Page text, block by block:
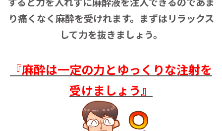
り痛くなく麻酔を受けれます。まずはリラックス
して力を抜きましょう。
『麻酔は一定の力とゆっくりな注射を
受けましょう』